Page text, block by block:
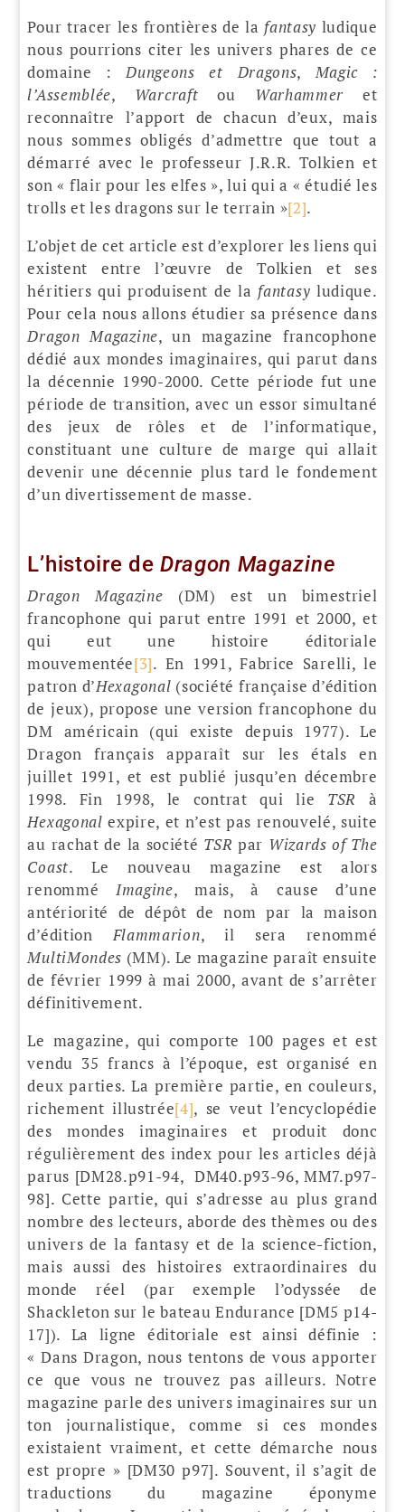
Pour tracer les frontières de la fantasy ludique
nous pourrions citer les univers phares de ce
domaine :Dungeons et Dragons,Magic :
l’Assemblée, Warcraft ou Warhammer et
reconnaître l’apport de chacun d’eux, mais
nous sommes obligés d’admettre que tout a
démarré avec le professeur J.R.R. Tolkien et
son « flair pour les elfes », lui qui a « étudié les
trolls et les dragons sur le terrain »[2].
L’objet de cet article est d’explorer les liens qui
existent entre l’œuvre de Tolkien et ses
héritiers qui produisent de la fantasy ludique.
Pour cela nous allons étudier sa présence dans
Dragon Magazine, un magazine francophone
dédié aux mondes imaginaires, qui parut dans
la décennie 1990-2000. Cette période fut une
période de transition, avec un essor simultané
des jeux de rôles et de l’informatique,
constituant une culture de marge qui allait
devenir une décennie plus tard le fondement
d’un divertissement de masse.
L’histoire de Dragon Magazine
Dragon Magazine (DM) est un bimestriel
francophone qui parut entre 1991 et 2000, et
qui eut une histoire éditoriale
mouvementée[3]. En 1991, Fabrice Sarelli, le
patron d’Hexagonal (société française d’édition
de jeux), propose une version francophone du
DM américain (qui existe depuis 1977). Le
Dragon français apparaît sur les étals en
juillet 1991, et est publié jusqu’en décembre
1998. Fin 1998, le contrat qui lie TSR à
Hexagonal expire, et n’est pas renouvelé, suite
au rachat de la société TSR par Wizards of The
Coast. Le nouveau magazine est alors
renomméImagine, mais, à cause d’une
antériorité de dépôt de nom par la maison
d’éditionFlammarion, il sera renommé
MultiMondes (MM). Le magazine paraît ensuite
de février 1999 à mai 2000, avant de s’arrêter
définitivement.
Le magazine, qui comporte 100 pages et est
vendu 35 francs à l’époque, est organisé en
deux parties. La première partie, en couleurs,
richement illustrée[4], se veut l’encyclopédie
des mondes imaginaires et produit donc
régulièrement des index pour les articles déjà
parus [DM28.p91-94, DM40.p93-96, MM7.p97-
98]. Cette partie, qui s’adresse au plus grand
nombre des lecteurs, aborde des thèmes ou des
univers de la fantasy et de la science-fiction,
mais aussi des histoires extraordinaires du
monde réel (par exemple l’odyssée de
Shackleton sur le bateau Endurance [DM5 p14-
17]). La ligne éditoriale est ainsi définie :
« Dans Dragon, nous tentons de vous apporter
ce que vous ne trouvez pas ailleurs. Notre
magazine parle des univers imaginaires sur un
ton journalistique, comme si ces mondes
existaient vraiment, et cette démarche nous
est propre » [DM30 p97]. Souvent, il s’agit de
traductions du magazine éponyme